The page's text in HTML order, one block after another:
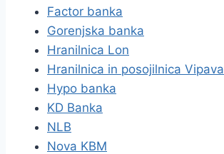
Factor banka
Gorenjska banka
Hranilnica Lon
Hranilnica in posojilnica Vipava
Hypo banka
KD Banka
NLB
Nova KBM